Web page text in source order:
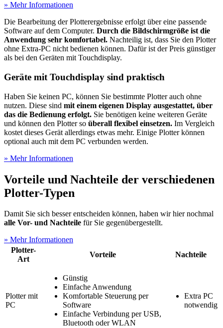
» Mehr Informationen
Die Bearbeitung der Plotterergebnisse erfolgt über eine passende
Software auf dem Computer. Durch die Bildschirmgröße ist die
Anwendung sehr komfortabel. Nachteilig ist, dass Sie den Plotter
ohne Extra-PC nicht bedienen können. Dafür ist der Preis günstiger
als bei den Geräten mit Touchdisplay.
Geräte mit Touchdisplay sind praktisch
Haben Sie keinen PC, können Sie bestimmte Plotter auch ohne
nutzen. Diese sind mit einem eigenen Display ausgestattet, über
das die Bedienung erfolgt. Sie benötigen keine weiteren Geräte
und können den Plotter so überall flexibel einsetzen. Im Vergleich
kostet dieses Gerät allerdings etwas mehr. Einige Plotter können
optional auch mit dem PC verbunden werden.
» Mehr Informationen
Vorteile und Nachteile der verschiedenen
Plotter-Typen
Damit Sie sich besser entscheiden können, haben wir hier nochmal
alle Vor- und Nachteile für Sie gegenübergestellt.
» Mehr Informationen
Plotter-
Art
Vorteile Nachteile
Plotter mit
PC
Günstig
Einfache Anwendung
Komfortable Steuerung per
Software
Einfache Verbindung per USB,
Bluetooth oder WLAN
Extra PC
notwendig